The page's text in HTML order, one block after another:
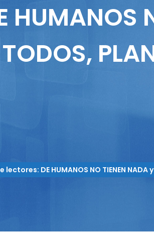
DE HUMANOS NO TIENEN NADA y